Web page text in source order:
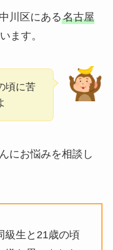
川区にある名古屋
ます。
頃に苦
にお悩みを相談し
級生と21歳の頃